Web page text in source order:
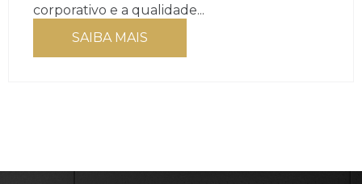
corporativo e a qualidade...
SAIBA MAIS